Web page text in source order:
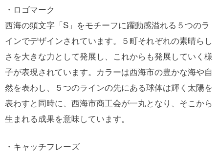
・ロゴマーク
西海の頭文字「S」をモチーフに躍動感溢れる５つのラ
インでデザインされています。５町それぞれの素晴らし
さを大きな力として発展し、これからも発展していく様
子が表現されています。カラーは西海市の豊かな海や自
然を表わし、５つのラインの先にある球体は輝く太陽を
表わすと同時に、西海市商工会が一丸となり、そこから
生まれる成果を意味しています。
・キャッチフレーズ